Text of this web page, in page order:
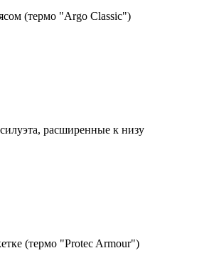
(термо "Argo Classic")
расширенные к низу
(термо "Protec Armour")